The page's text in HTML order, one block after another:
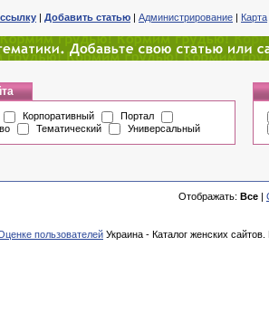
| Добавить статью | Администрирование | Карта
Корпоративный
Портал
Тематический Универсальный
Отображать: Все |
пользователей Украина - Каталог женских